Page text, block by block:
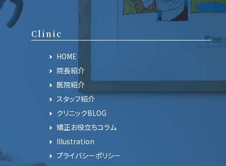
Clinic
HOME
院長紹介
医院紹介
スタッフ紹介
クリニックBLOG
矯正お役立ちコラム
Illustration
プライバシーポリシー